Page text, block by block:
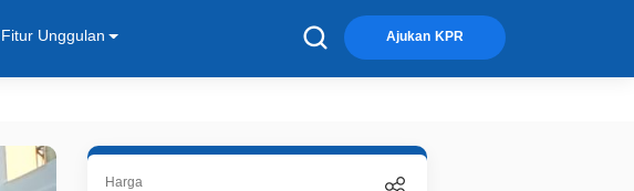
Fitur Unggulan Ajukan KPR
Harga